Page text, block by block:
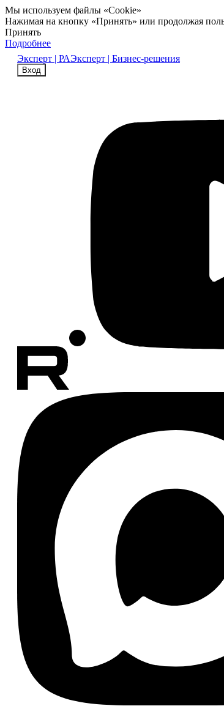
Мы используем файлы «Cookie»
Нажимая на кнопку «Принять» или продолжая
Принять
Подробнее
Эксперт | РАЭксперт | Бизнес-решения
Вход